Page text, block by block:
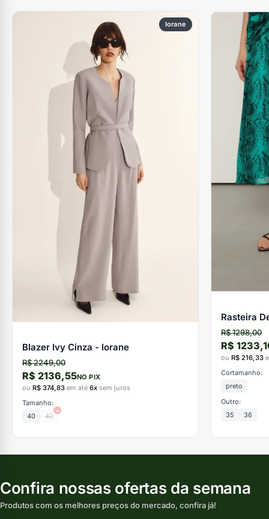
Iorane
Blazer Ivy Cinza - Iorane
R$ 2249,00
R$ 2136,55NO PIX
ou R$ 374,83 em até 6x sem juros
Tamanho:
40
42
×
Rasteira
R$ 1298,00
R$
ou R$ 216,33
Cortamanho:
preto
Outro:
35
36
Confira nossas ofertas da semana
Produtos com os melhores preços do mercado, confira já!